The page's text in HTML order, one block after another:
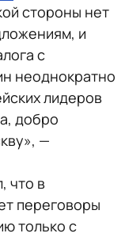
стороны нет
и
с
неоднократно
лидеров
добро
—
что в
переговоры
только с